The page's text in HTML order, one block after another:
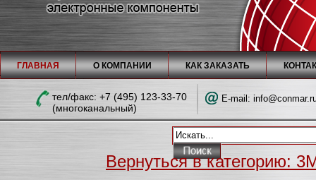
ГЛАВНАЯ О КОМПАНИИ КАК ЗАКАЗАТЬ
тел/факc: +7 (495) 123-33-70
(многоканальный)
E-mail:
Вернуться в категорию: